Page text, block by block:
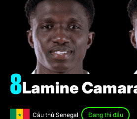
Cầu thủ Senegal Đang thi đấu
8Lamine